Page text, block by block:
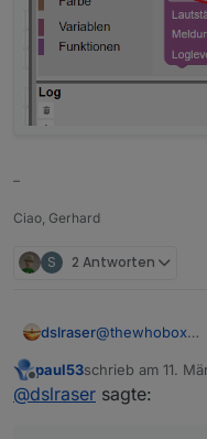
–
Ciao, Gerhard
S 2 Antworten
dslraser@thewhobox
es erstellt
Offline
paul53schrieb am 11.
zuletzt editiert von
@dslraser sagte: